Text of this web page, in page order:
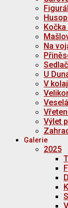
Na
U
V
Výlet
Galerie
2025